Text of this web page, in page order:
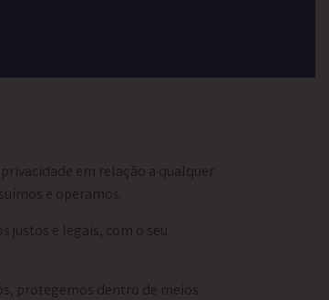
em relação a qualquer
e operamos.
justos e legais, com o seu
protegemos dentro de meios